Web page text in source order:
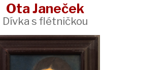
Ota Janeček
Dívka s flétničkou